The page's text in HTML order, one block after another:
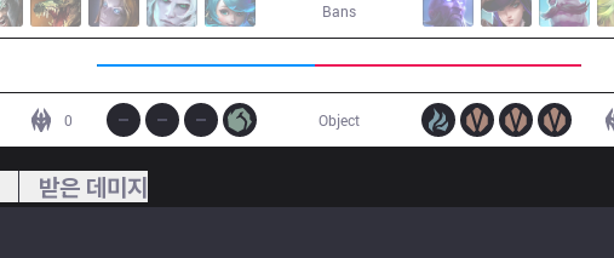
Bans
0 Object
받은 데미지